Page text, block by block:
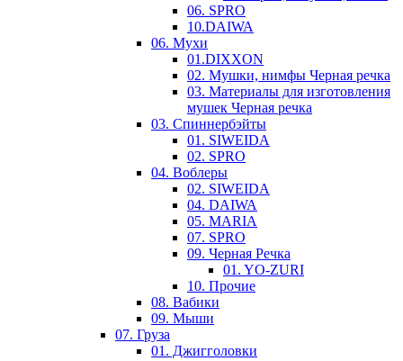
06. SPRO
10.DAIWA
06. Мухи
01.DIXXON
02. Мушки, нимфы Черная речка
03. Материалы для изготовления
мушек Черная речка
03. Cпиннербэйты
01. SIWEIDA
02. SPRO
04. Воблеры
02. SIWEIDA
04. DAIWA
05. MARIA
07. SPRO
09. Черная Речка
01. YO-ZURI
10. Прочие
08. Вабики
09. Мыши
07. Груза
01. Джигголовки